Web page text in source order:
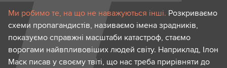
Ми робимо те, на що не наважуються інші. Розкриваємо
схеми пропагандистів, називаємо імена зрадників,
показуємо справжні масштаби катастроф, стаємо
ворогами найвпливовіших людей світу. Наприклад, Ілон
Маск писав у своєму твіті, що нас треба прирівняти до